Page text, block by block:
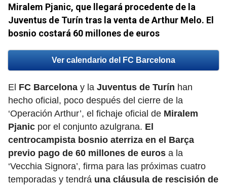
Miralem Pjanic, que llegará procedente de la
Juventus de Turín tras la venta de Arthur Melo. El
bosnio costará 60 millones de euros
Ver calendario del FC Barcelona
El FC Barcelona y la Juventus de Turín han
hecho oficial, poco después del cierre de la
‘Operación Arthur’, el fichaje oficial de Miralem
Pjanic por el conjunto azulgrana. El
centrocampista bosnio aterriza en el Barça
previo pago de 60 millones de euros a la
‘Vecchia Signora’, firma para las próximas cuatro
temporadas y tendrá una cláusula de rescisión de